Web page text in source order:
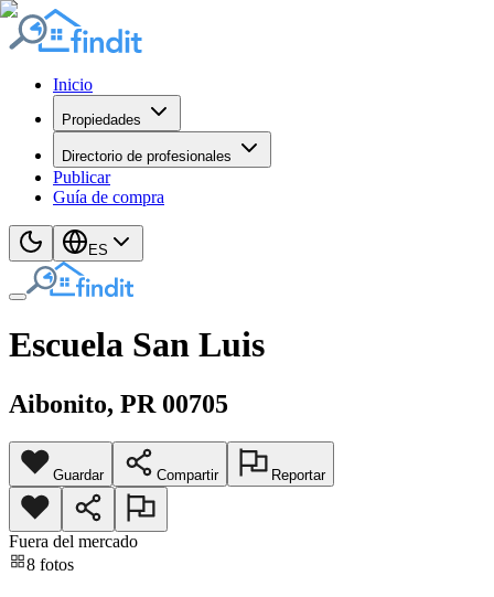
Inicio
Propiedades
Directorio de profesionales
Publicar
Guía de compra
ES
Escuela San Luis
Aibonito, PR 00705
Guardar Compartir Reportar
Fuera del mercado
8 fotos